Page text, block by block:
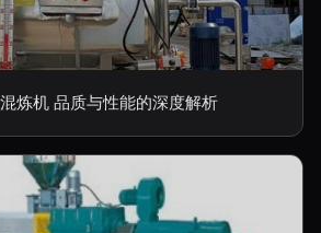
炼机 品质与性能的深度解析